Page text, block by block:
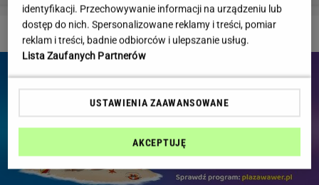
DZIEJE SIĘ!
identyfikacji. Przechowywanie informacji na urządzeniu lub
dostęp do nich. Spersonalizowane reklamy i treści, pomiar
reklam i treści, badnie odbiorców i ulepszanie usług.
Lista Zaufanych Partnerów
USTAWIENIA ZAAWANSOWANE
AKCEPTUJĘ